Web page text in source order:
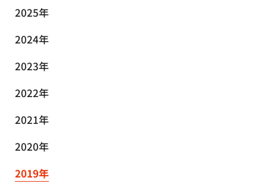
2025年
2024年
2023年
2022年
2021年
2020年
2019年